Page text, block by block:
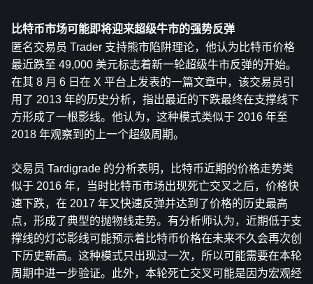
比特币市场可能即将迎来超级牛市的强势反弹
匿名交易员 Trader 支持熊市陷阱理论，他认为比特币价格
最近跌至 49,000 美元标志着新一轮超级牛市反弹的开始。
在其 8 月 6 日在 X 平台上发表的一篇文章中，该交易员引
用了 2013 年的历史分析，指出最近的下跌最终在支撑线下
方形成了一根影线。他认为，这种模式类似于 2016 年至
2018 年观察到的上一个超级周期。
交易员 Tardigrade 的分析表明，比特币近期的价格走势类
似于 2016 年，当时比特币市场出现死亡交叉之后，价格快
速下跌，在 2017 年又快速反弹并达到了价格的历史最高
点，形成了典型的抛物线走势。有分析师认为，近期低于支
撑线的灯芯影线可能预示着比特币价格在未来不久会再次创
下历史新高。这种模式只出现过一次，所以可能需要在本轮
周期中进一步验证。此外，本轮死亡交叉可能是因为宏观经